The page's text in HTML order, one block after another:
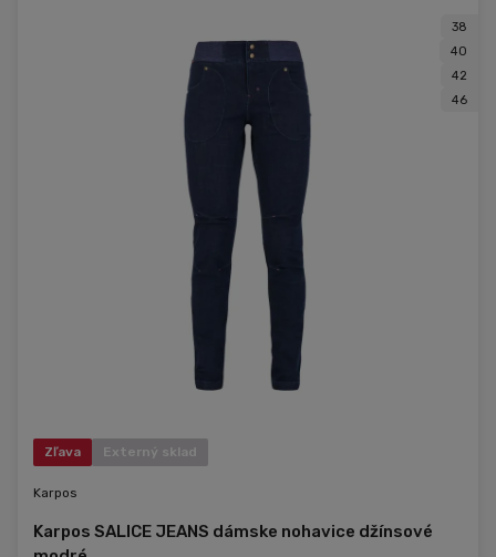
38
40
42
46
Zľava Externý sklad
Karpos
Karpos SALICE JEANS dámske nohavice džínsové